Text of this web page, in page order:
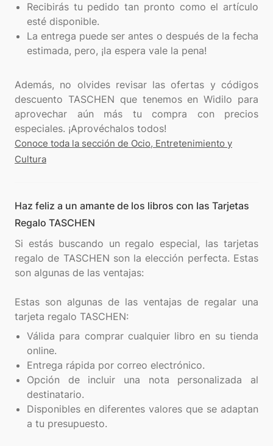
Recibirás tu pedido tan pronto como el artículo
esté disponible.
La entrega puede ser antes o después de la fecha
estimada, pero, ¡la espera vale la pena!
Además, no olvides revisar las ofertas y códigos
descuento TASCHEN que tenemos en Widilo para
aprovechar aún más tu compra con precios
Conoce toda la sección de Ocio, Entretenimiento y
Cultura
Haz feliz a un amante de los libros con las Tarjetas
Regalo TASCHEN
Si estás buscando un regalo especial, las tarjetas
regalo de TASCHEN son la elección perfecta. Estas
son algunas de las ventajas:
Estas son algunas de las ventajas de regalar una
Válida para comprar cualquier libro en su tienda
online.
Entrega rápida por correo electrónico.
Opción de incluir una nota personalizada al
destinatario.
Disponibles en diferentes valores que se adaptan
a tu presupuesto.